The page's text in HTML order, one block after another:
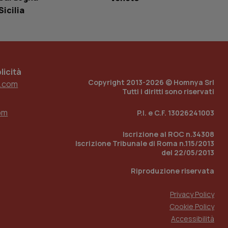
Copyright 2013-2026 © Homnya Srl
Tutti i diritti sono riservati
P.I. e C.F. 13026241003
Iscrizione al ROC n.34308
Iscrizione Tribunale di Roma n.115/2013
del 22/05/2013
Riproduzione riservata
Privacy Policy
Cookie Policy
Accessibilità
di accesso per
per mantenere
traccia
del sito web sta
di